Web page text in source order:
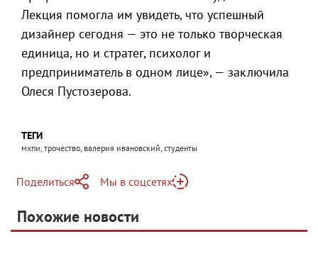
Лекция помогла им увидеть, что успешный
дизайнер сегодня — это не только творческая
единица, но и стратег, психолог и
предприниматель в одном лице», — заключила
Олеся Пустозерова.
ТЕГИ
мхпи, трочество, валерия ивановский, студенты
Поделиться
Telegram
Мы в соцсетях
Яндекс Дзен
Похожие новости